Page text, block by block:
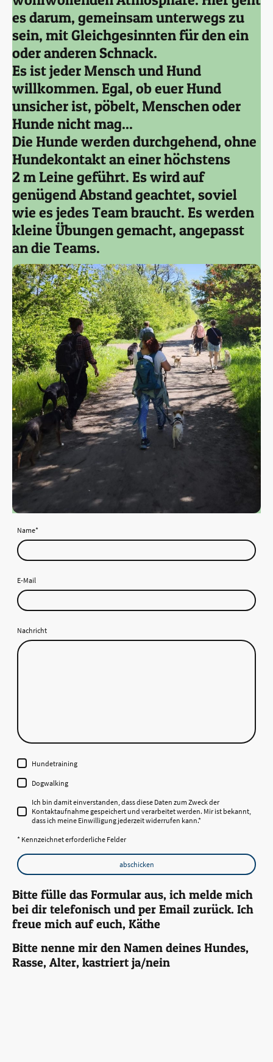
es darum, gemeinsam unterwegs zu
sein, mit Gleichgesinnten für den ein
oder anderen Schnack.
Es ist jeder Mensch und Hund
willkommen. Egal, ob euer Hund
unsicher ist, pöbelt, Menschen oder
Hunde nicht mag...
Die Hunde werden durchgehend, ohne
Hundekontakt an einer höchstens
2 m Leine geführt. Es wird auf
genügend Abstand geachtet, soviel
wie es jedes Team braucht. Es werden
kleine Übungen gemacht, angepasst
an die Teams.
Name*
E-Mail
Nachricht
Hundetraining
Dogwalking
Ich bin damit einverstanden, dass diese Daten zum Zweck der
Kontaktaufnahme gespeichert und verarbeitet werden. Mir ist bekannt,
dass ich meine Einwilligung jederzeit widerrufen kann.*
* Kennzeichnet erforderliche Felder
abschicken
Bitte fülle das Formular aus, ich melde mich
bei dir telefonisch und per Email zurück. Ich
freue mich auf euch, Käthe
Bitte nenne mir den Namen deines Hundes,
Rasse, Alter, kastriert ja/nein